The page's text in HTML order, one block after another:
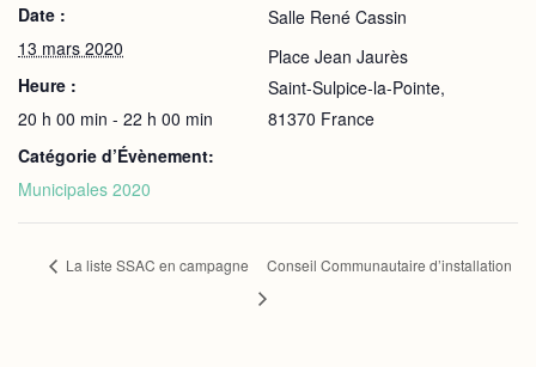
Date :
13 mars 2020
Heure :
20 h 00 min - 22 h 00 min
Catégorie d’Évènement:
Municipales 2020
Salle René Cassin
Place Jean Jaurès
Saint-Sulpice-la-Pointe,
81370 France
La liste SSAC en campagne Conseil Communautaire d’installation